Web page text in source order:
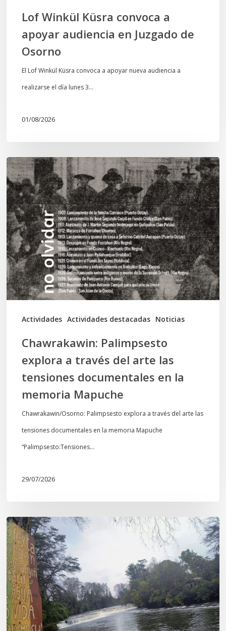
Lof Winkül Küsra convoca a
apoyar audiencia en Juzgado de
Osorno
El Lof Winkül Küsra convoca a apoyar nueva audiencia a
realizarse el día lunes 3…
01/08/2026
Actividades Actividades destacadas Noticias
Chawrakawin:
Palimpsesto
explora
a
través
del
arte
las
tensiones
documentales
memoria
Mapuche
Chawrakawin: Palimpsesto
explora a través del arte las
tensiones documentales en la
memoria Mapuche
Chawrakawin/Osorno: Palimpsesto explora a través del arte las
tensiones documentales en la memoria Mapuche
“Palimpsesto:Tensiones…
29/07/2026
En
defensa
del
Salto
Donguil
y
el